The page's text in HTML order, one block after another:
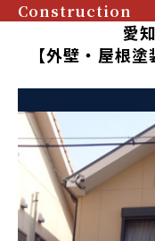
Construction
愛
【外壁・屋根